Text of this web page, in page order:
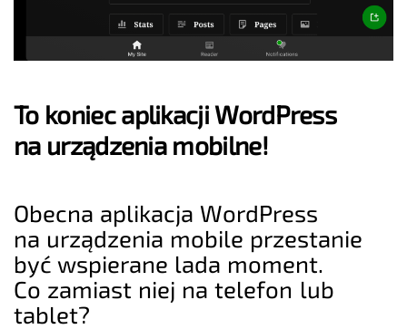
To koniec aplikacji WordPress
na urządzenia mobilne!
Obecna aplikacja WordPress
na urządzenia mobile przestanie
być wspierane lada moment.
Co zamiast niej na telefon lub
tablet?